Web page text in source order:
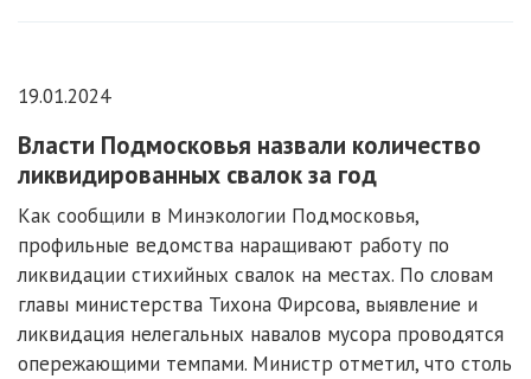
19.01.2024
Власти Подмосковья назвали количество
ликвидированных свалок за год
Как сообщили в Минэкологии Подмосковья,
профильные ведомства наращивают работу по
ликвидации стихийных свалок на местах. По словам
главы министерства Тихона Фирсова, выявление и
ликвидация нелегальных навалов мусора проводятся
опережающими темпами. Министр отметил, что столь